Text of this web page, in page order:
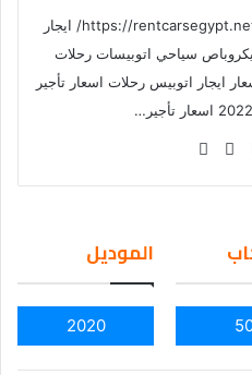
خدمات نقل سياحي في القاهرة https://rentcarsegypt.net/ ايجار
سياحي اتوبيسات رحلات
ايجار اتوبيس رحلات اسعار تأجير
الموديل
2020